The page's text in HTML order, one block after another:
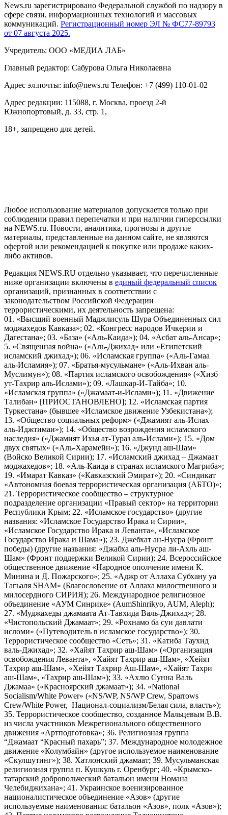
News.ru зарегистрировано Федеральной службой по надзору в
сфере связи, информационных технологий и массовых
коммуникаций. Регистрационный номер ЭЛ № ФС77-89793
от 07 августа 2025.
Учредитель: ООО «МЕДИА ЛАБ»
Главный редактор: Сабурова Ольга Николаевна
Адрес эл.почты: info@news.ru Телефон: +7 (499) 110-01-02
Адрес редакции: 115088, г. Москва, проезд 2-й
Южнопортовый, д. 33, стр. 1,
18+, запрещено для детей.
Любое использование материалов допускается только при
соблюдении правил перепечатки и при наличии гиперссылки
на NEWS.ru. Новости, аналитика, прогнозы и другие
материалы, представленные на данном сайте, не являются
офертой или рекомендацией к покупке или продаже каких-
либо активов.
Редакция NEWS.RU отдельно указывает, что перечисленные
ниже организации включены в единый федеральный список
организаций, признанных в соответствии с
законодательством Российской Федерации
террористическими, их деятельность запрещена:
01. «Высший военный Маджлисуль Шура Объединенных сил
моджахедов Кавказа»; 02. «Конгресс народов Ичкерии и
Дагестана»; 03. «База» («Аль-Каида»); 04. «Асбат аль-Ансар»;
5. «Священная война» («Аль-Джихад» или «Египетский
исламский джихад»); 06. «Исламская группа» («Аль-Гамаа
аль-Исламия»); 07. «Братья-мусульмане» («Аль-Ихван аль-
Муслимун»); 08. «Партия исламского освобождения» («Хизб
ут-Тахрир аль-Ислами»); 09. «Лашкар-И-Тайба»; 10.
«Исламская группа» («Джамаат-и-Ислами»); 11. «Движение
Талибан» [ПРИОСТАНОВЛЕНО]; 12. «Исламская партия
Туркестана» (бывшее «Исламское движение Узбекистана»);
13. «Общество социальных реформ» («Джамият аль-Ислах
аль-Иджтимаи»); 14. «Общество возрождения исламского
наследия» («Джамият Ихья ат-Тураз аль-Ислами»); 15. «Дом
двух святых» («Аль-Харамейн»); 16. «Джунд аш-Шам»
(Войско Великой Сирии); 17. «Исламский джихад – Джамаат
моджахедов»; 18. «Аль-Каида в странах исламского Магриба»;
19. «Имарат Кавказ» («Кавказский Эмират»); 20. «Синдикат
«Автономная боевая террористическая организация (АБТО)»;
21. Террористическое сообщество – структурное
подразделение организации «Правый сектор» на территории
Республики Крым; 22. «Исламское государство» (другие
названия: «Исламское Государство Ирака и Сирии»,
«Исламское Государство Ирака и Леванта», «Исламское
Государство Ирака и Шама»); 23. Джебхат ан-Нусра (Фронт
победы) (другие названия: «Джабха аль-Нусра ли-Ахль аш-
Шам» (Фронт поддержки Великой Сирии); 24. Всероссийское
общественное движение «Народное ополчение имени К.
Минина и Д. Пожарского»; 25. «Аджр от Аллаха Субхану уа
Тагьаля SHAM» (Благословение от Аллаха милоственного и
милосердного СИРИЯ); 26. Международное религиозное
объединение «АУМ Синрике» (AumShinrikyo, AUM, Aleph);
27. «Муджахеды джамаата Ат-Тавхида Валь-Джихад»; 28.
«Чистопольский Джамаат»; 29. «Рохнамо ба суи давлати
исломи» («Путеводитель в исламское государство»); 30.
Террористическое сообщество «Сеть»; 31. «Катиба Таухид
валь-Джихад»; 32. «Хайят Тахрир аш-Шам» («Организация
освобождения Леванта», «Хайят Тахрир аш-Шам», «Хейят
Тахрир аш-Шам», «Хейят Тахрир Аш-Шам», «Хайят Тахри
аш-Шам», «Тахрир аш-Шам»); 33. «Ахлю Сунна Валь
Джамаа» («Красноярский джамаат»); 34. «National
Socialism/White Power» («NS/WP, NS/WP Crew, Sparrows
Crew/White Power, Национал-социализм/Белая сила, власть»);
35. Террористическое сообщество, созданное Мальцевым В.В.
из числа участников Межрегионального общественного
движения «Артподготовка»; 36. Религиозная группа
“Джамаат “Красный пахарь”; 37. Международное молодежное
движение «Колумбайн» (другое используемое наименование
«Скулшутинг»); 38. Хатлонский джамаат; 39. Мусульманская
религиозная группа п. Кушкуль г. Оренбург; 40. «Крымско-
татарский добровольческий батальон имени Номана
Челебиджихана»; 41. Украинское военизированное
националистическое объединение «Азов» (другие
используемые наименования: батальон «Азов», полк «Азов»);